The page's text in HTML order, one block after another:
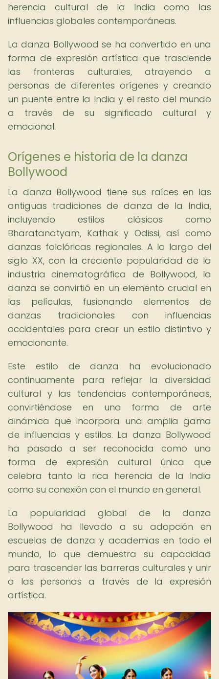
herencia cultural de la India como las
influencias globales contemporáneas.
La danza Bollywood se ha convertido en una
forma de expresión artística que trasciende
las fronteras culturales, atrayendo a
personas de diferentes orígenes y creando
un puente entre la India y el resto del mundo
a través de su significado cultural y
emocional.
Orígenes e historia de la danza
Bollywood
La danza Bollywood tiene sus raíces en las
antiguas tradiciones de danza de la India,
incluyendo estilos clásicos como
Bharatanatyam, Kathak y Odissi, así como
danzas folclóricas regionales. A lo largo del
siglo XX, con la creciente popularidad de la
industria cinematográfica de Bollywood, la
danza se convirtió en un elemento crucial en
las películas, fusionando elementos de
danzas tradicionales con influencias
occidentales para crear un estilo distintivo y
emocionante.
Este estilo de danza ha evolucionado
continuamente para reflejar la diversidad
cultural y las tendencias contemporáneas,
convirtiéndose en una forma de arte
dinámica que incorpora una amplia gama
de influencias y estilos. La danza Bollywood
ha pasado a ser reconocida como una
forma de expresión cultural única que
celebra tanto la rica herencia de la India
como su conexión con el mundo en general.
La popularidad global de la danza
Bollywood ha llevado a su adopción en
escuelas de danza y academias en todo el
mundo, lo que demuestra su capacidad
para trascender las barreras culturales y unir
a las personas a través de la expresión
artística.